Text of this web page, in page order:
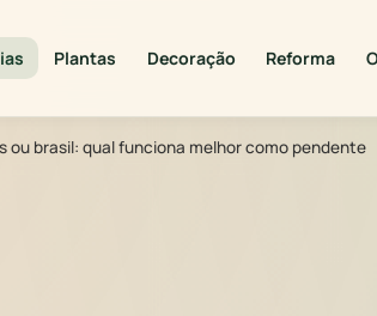
Plantas Decoração Reforma
ou brasil: qual funciona melhor como pendente